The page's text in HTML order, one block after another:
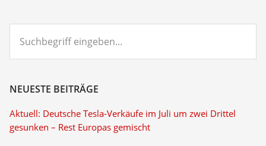
eingeben...
NEUESTE BEITRÄGE
Aktuell: Deutsche Tesla-Verkäufe im Juli um zwei Drittel
gesunken – Rest Europas gemischt